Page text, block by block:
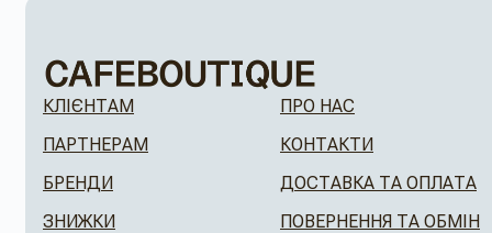
КЛІЄНТАМ
ПАРТНЕРАМ
БРЕНДИ
ЗНИЖКИ
ПРО НАС
КОНТАКТИ
ДОСТАВКА ТА ОПЛАТА
ПОВЕРНЕННЯ ТА ОБМІН